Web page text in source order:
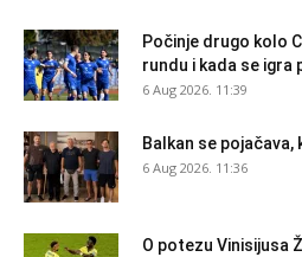
Počinje drugo kolo
rundu i kada se igra
6 Aug 2026. 11:39
Balkan se
6 Aug 2026. 11:36
O potezu Vinisijusa